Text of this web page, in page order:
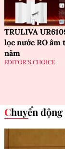
TRULIVA
lọc nước RO âm
năm
EDITOR'S CHOICE
Chuyển